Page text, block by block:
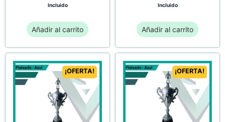
Incluido
Añadir al carrito
Incluido
Añadir al carrito
¡OFERTA! ¡OFERTA!